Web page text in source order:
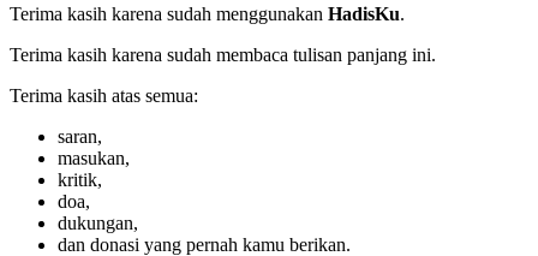
Terima kasih karena sudah menggunakan HadisKu.
Terima kasih karena sudah membaca tulisan panjang ini.
Terima kasih atas semua:
saran,
masukan,
kritik,
doa,
dukungan,
dan donasi yang pernah kamu berikan.